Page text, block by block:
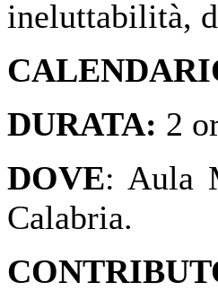
ineluttabilità,
DURATA: 2
DOVE: Aula
Calabria.